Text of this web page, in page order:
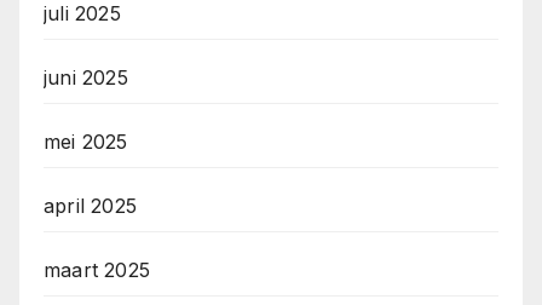
juli 2025
juni 2025
mei 2025
april 2025
maart 2025